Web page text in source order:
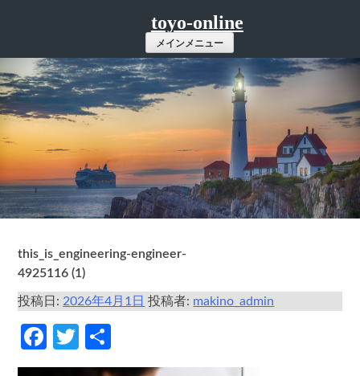
ツ
へ
ス
キ
ッ
プ
toyo-online
メインメニュー
this_is_engineering-engineer-
4925116 (1)
投稿日: 2026年4月1日 投稿者: makino_admin
Facebook
Twitter
有